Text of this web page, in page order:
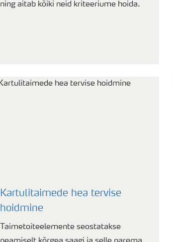
ning aitab kõiki neid kriteeriume hoida.
Kartulitaimede hea tervise
hoidmine
Taimetoiteelemente seostatakse